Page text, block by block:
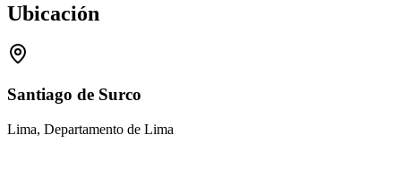
Ubicación
Santiago de Surco
Lima, Departamento de Lima